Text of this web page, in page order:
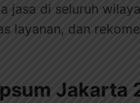
jasa di seluruh
layanan, dan
Jakarta